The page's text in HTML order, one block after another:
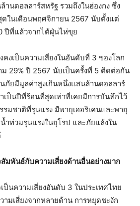
นดอลลาร์สหรัฐ รวมถึงในฮ่องกง ซึ่ง
ในเดือนพฤศจิกายน 2567 นับตั้งแต่
ปีที่แล้วจากไต้ฝุ่นไห่ขุย
งเป็นความเสี่ยงในอันดับที่ 3 ของโลก
29% ปี 2567 นับเป็นครั้งที่ 5 ติดต่อกัน
ภัยมีมูลค่าสูงเกินหนึ่งแสนล้านดอลลาร์
เป็นปีที่ร้อนที่สุดเท่าที่เคยมีการบันทึกไว้
มชาติที่รุนแรง มีพายุเฮอริเคนและพายุ
ำท่วมรุนแรงในยุโรป และภัยแล้งใน
มพันธ์กับความเสี่ยงด้านอื่นอย่างมาก
ป็นความเสี่ยงอันดับ 3 ในประเทศไทย
มเสี่ยงจากหลายด้าน การหยุดชะงัก